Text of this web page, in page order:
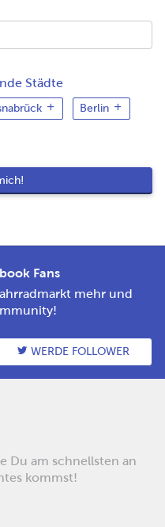
Städte
Berlin
Fans
mehr und
WERDE FOLLOWER
Du am schnellsten an
kommst!